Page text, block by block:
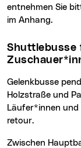
entnehmen Sie
im Anhang.
Shuttlebusse für Läufer*innen und
Gelenkbusse pendeln von ca. 6 bis 16.30 Uhr zwischen
Holzstraße und
Läufer*innen
retour.
Zwischen Hauptbahnhof und Holzstraße verkehren von 6.30